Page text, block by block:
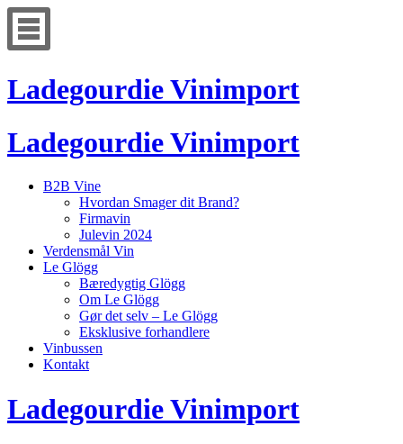
Ladegourdie Vinimport
Ladegourdie Vinimport
B2B Vine
Hvordan Smager dit Brand?
Firmavin
Julevin 2024
Verdensmål Vin
Le Glögg
Bæredygtig Glögg
Om Le Glögg
Gør det selv – Le Glögg
Eksklusive forhandlere
Vinbussen
Kontakt
Ladegourdie Vinimport